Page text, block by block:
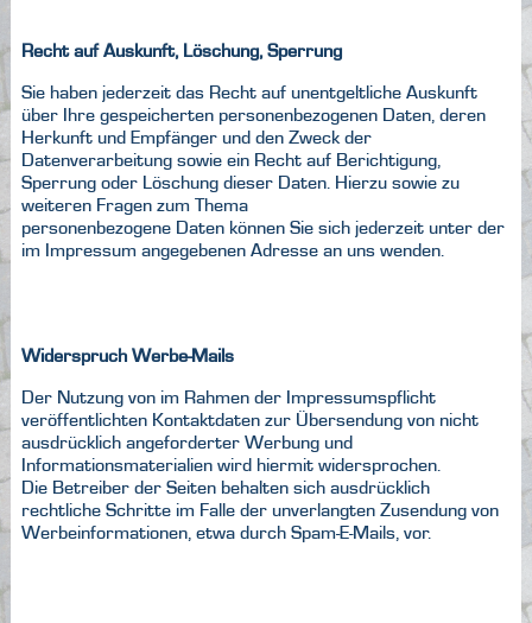
Recht auf Auskunft, Löschung, Sperrung
Sie haben jederzeit das Recht auf unentgeltliche Auskunft
über Ihre gespeicherten personenbezogenen Daten, deren
Herkunft und Empfänger und den Zweck der
Datenverarbeitung sowie ein Recht auf Berichtigung,
Sperrung oder Löschung dieser Daten. Hierzu sowie zu
weiteren Fragen zum Thema
personenbezogene Daten können Sie sich jederzeit unter der
im Impressum angegebenen Adresse an uns wenden.
Widerspruch Werbe-Mails
Der Nutzung von im Rahmen der Impressumspflicht
veröffentlichten Kontaktdaten zur Übersendung von nicht
ausdrücklich angeforderter Werbung und
Informationsmaterialien wird hiermit widersprochen.
Die Betreiber der Seiten behalten sich ausdrücklich
rechtliche Schritte im Falle der unverlangten Zusendung von
Werbeinformationen, etwa durch Spam-E-Mails, vor.